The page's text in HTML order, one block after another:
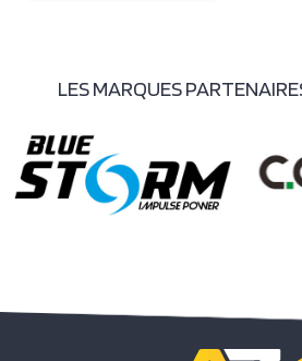
LES MARQUES